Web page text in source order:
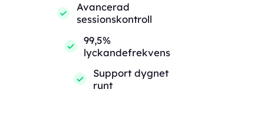
Avancerad
sessionskontroll
99,5%
lyckandefrekvens
Support dygnet
runt